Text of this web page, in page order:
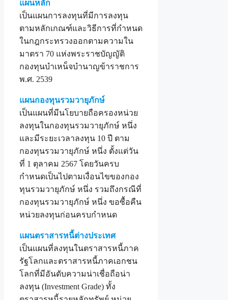
แผนหลัก
เป็นแผนการลงทุนที่มีการลงทุน
ตามหลักเกณฑ์และวิธีการที่กำหนด
ในกฎกระทรวงออกตามความใน
มาตรา 70 แห่งพระราชบัญญัติ
กองทุนบำเหน็จบำนาญข้าราชการ
พ.ศ. 2539
แผนกองทุนรวมวายุภักษ์
เป็นแผนที่มีนโยบายถือครองหน่วย
ลงทุนในกองทุนรวมวายุภักษ์ หนึ่ง
และมีระยะเวลาลงทุน 10 ปี ตาม
กองทุนรวมวายุภักษ์ หนึ่ง ตั้งแต่วัน
ที่ 1 ตุลาคม 2567 โดยวันครบ
กำหนดเป็นไปตามเงื่อนไขของกอง
ทุนรวมวายุภักษ์ หนึ่ง รวมถึงกรณีที่
กองทุนรวมวายุภักษ์ หนึ่ง ขอซื้อคืน
หน่วยลงทุนก่อนครบกำหนด
แผนตราสารหนี้ต่างประเทศ
เป็นแผนที่ลงทุนในตราสารหนี้ภาค
รัฐโลกและตราสารหนี้ภาคเอกชน
โลกที่มีอันดับความน่าเชื่อถือน่า
ลงทุน (Investment Grade) ทั้ง